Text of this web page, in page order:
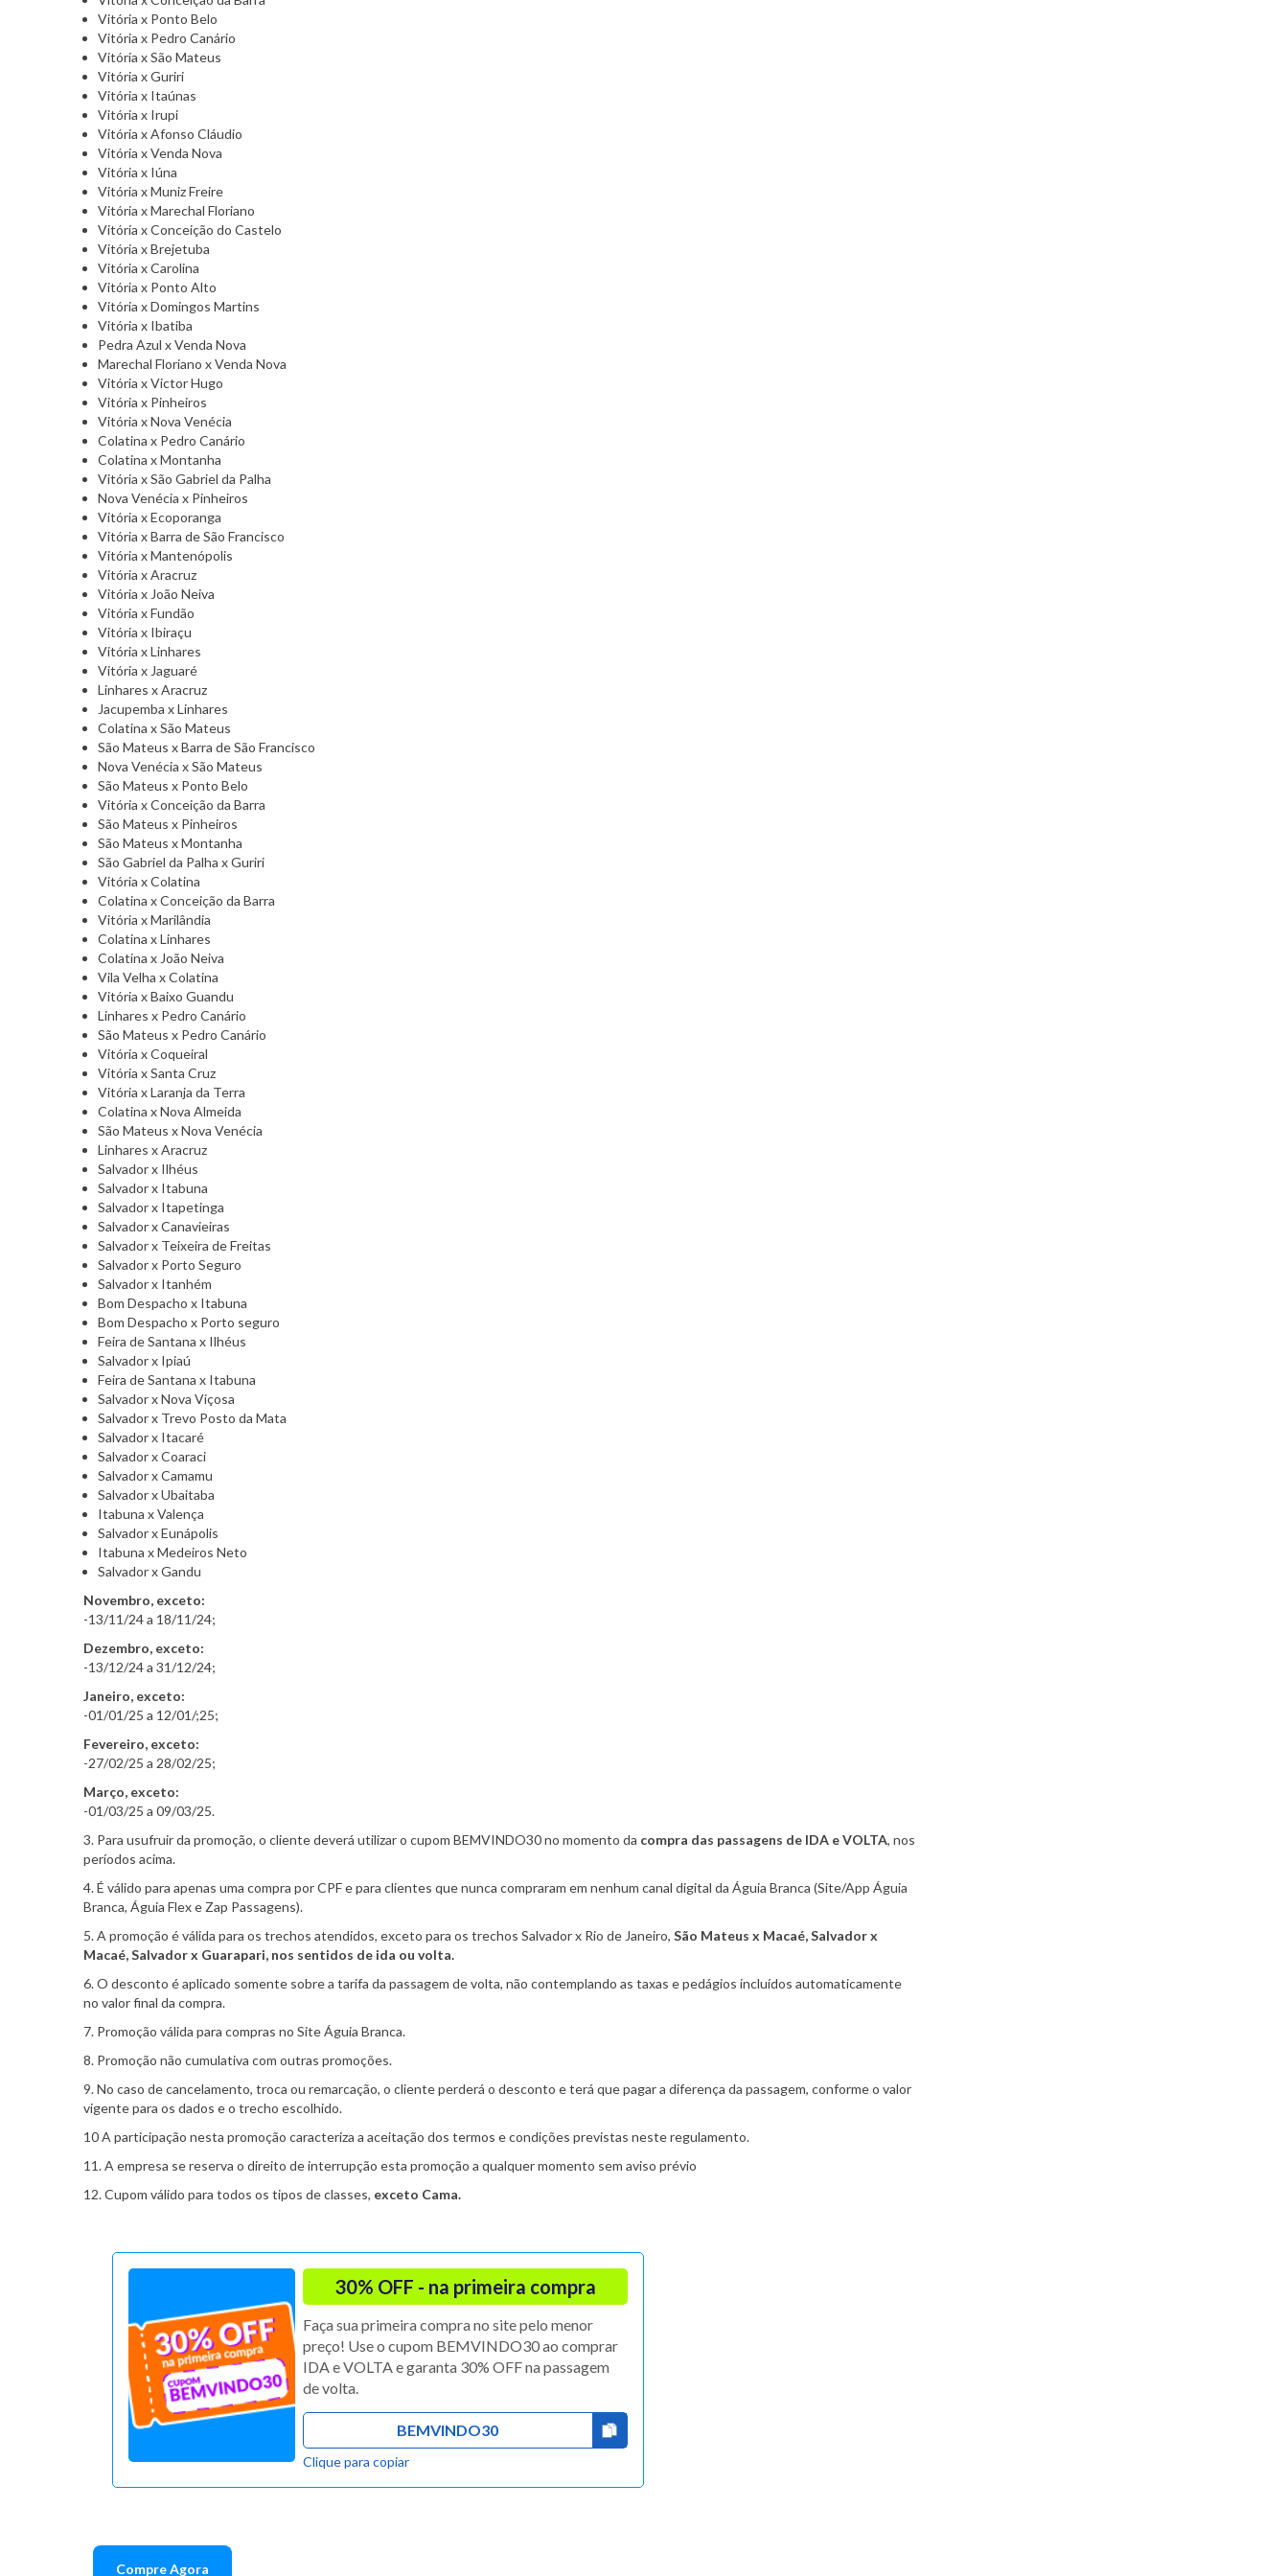
Vitória x Ponto Belo
Vitória x Pedro Canário
Vitória x São Mateus
Vitória x Guriri
Vitória x Itaúnas
Vitória x Irupi
Vitória x Afonso Cláudio
Vitória x Venda Nova
Vitória x Iúna
Vitória x Muniz Freire
Vitória x Marechal Floriano
Vitória x Conceição do Castelo
Vitória x Brejetuba
Vitória x Carolina
Vitória x Ponto Alto
Vitória x Domingos Martins
Vitória x Ibatiba
Pedra Azul x Venda Nova
Marechal Floriano x Venda Nova
Vitória x Victor Hugo
Vitória x Pinheiros
Vitória x Nova Venécia
Colatina x Pedro Canário
Colatina x Montanha
Vitória x São Gabriel da Palha
Nova Venécia x Pinheiros
Vitória x Ecoporanga
Vitória x Barra de São Francisco
Vitória x Mantenópolis
Vitória x Aracruz
Vitória x João Neiva
Vitória x Fundão
Vitória x Ibiraçu
Vitória x Linhares
Vitória x Jaguaré
Linhares x Aracruz
Jacupemba x Linhares
Colatina x São Mateus
São Mateus x Barra de São Francisco
Nova Venécia x São Mateus
São Mateus x Ponto Belo
Vitória x Conceição da Barra
São Mateus x Pinheiros
São Mateus x Montanha
São Gabriel da Palha x Guriri
Vitória x Colatina
Colatina x Conceição da Barra
Vitória x Marilândia
Colatina x Linhares
Colatina x João Neiva
Vila Velha x Colatina
Vitória x Baixo Guandu
Linhares x Pedro Canário
São Mateus x Pedro Canário
Vitória x Coqueiral
Vitória x Santa Cruz
Vitória x Laranja da Terra
Colatina x Nova Almeida
São Mateus x Nova Venécia
Linhares x Aracruz
Salvador x Ilhéus
Salvador x Itabuna
Salvador x Itapetinga
Salvador x Canavieiras
Salvador x Teixeira de Freitas
Salvador x Porto Seguro
Salvador x Itanhém
Bom Despacho x Itabuna
Bom Despacho x Porto seguro
Feira de Santana x Ilhéus
Salvador x Ipiaú
Feira de Santana x Itabuna
Salvador x Nova Viçosa
Salvador x Trevo Posto da Mata
Salvador x Itacaré
Salvador x Coaraci
Salvador x Camamu
Salvador x Ubaitaba
Itabuna x Valença
Salvador x Eunápolis
Itabuna x Medeiros Neto
Salvador x Gandu
Novembro, exceto:
-13/11/24 a 18/11/24;
Dezembro, exceto:
-13/12/24 a 31/12/24;
Janeiro, exceto:
-01/01/25 a 12/01/;25;
Fevereiro, exceto:
-27/02/25 a 28/02/25;
Março, exceto:
-01/03/25 a 09/03/25.
3. Para usufruir da promoção, o cliente deverá utilizar o cupom BEMVINDO30 no momento da compra das passagens de IDA e VOLTA, nos
períodos acima.
4. É válido para apenas uma compra por CPF e para clientes que nunca compraram em nenhum canal digital da Águia Branca (Site/App Águia
Branca, Águia Flex e Zap Passagens).
5. A promoção é válida para os trechos atendidos, exceto para os trechos Salvador x Rio de Janeiro, São Mateus x Macaé, Salvador x
Macaé, Salvador x Guarapari, nos sentidos de ida ou volta.
6. O desconto é aplicado somente sobre a tarifa da passagem de volta, não contemplando as taxas e pedágios incluídos automaticamente
no valor final da compra.
7. Promoção válida para compras no Site Águia Branca.
8. Promoção não cumulativa com outras promoções.
9. No caso de cancelamento, troca ou remarcação, o cliente perderá o desconto e terá que pagar a diferença da passagem, conforme o valor
vigente para os dados e o trecho escolhido.
10 A participação nesta promoção caracteriza a aceitação dos termos e condições previstas neste regulamento.
11. A empresa se reserva o direito de interrupção esta promoção a qualquer momento sem aviso prévio
12. Cupom válido para todos os tipos de classes, exceto Cama.
30% OFF - na primeira compra
Faça sua primeira compra no site pelo menor
preço! Use o cupom BEMVINDO30 ao comprar
IDA e VOLTA e garanta 30% OFF na passagem
de volta.
BEMVINDO30
Clique para copiar
Compre Agora